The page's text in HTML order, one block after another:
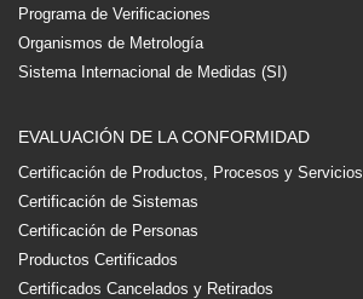
Programa de Verificaciones
Organismos de Metrología
Sistema Internacional de Medidas (SI)
EVALUACIÓN DE LA CONFORMIDAD
Certificación de Productos, Procesos y Servicios
Certificación de Sistemas
Certificación de Personas
Productos Certificados
Certificados Cancelados y Retirados